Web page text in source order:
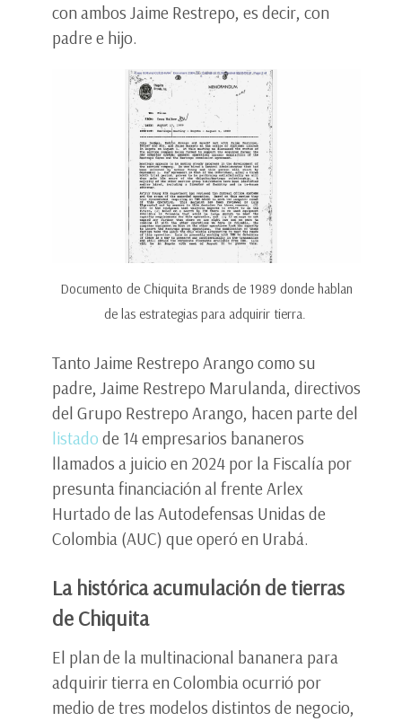
con ambos Jaime Restrepo, es decir, con
padre e hijo.
Documento de Chiquita Brands de 1989 donde hablan
de las estrategias para adquirir tierra.
Tanto Jaime Restrepo Arango como su
padre, Jaime Restrepo Marulanda, directivos
del Grupo Restrepo Arango, hacen parte del
listado de 14 empresarios bananeros
llamados a juicio en 2024 por la Fiscalía por
presunta financiación al frente Arlex
Hurtado de las Autodefensas Unidas de
Colombia (AUC) que operó en Urabá.
La histórica acumulación de tierras
de Chiquita
El plan de la multinacional bananera para
adquirir tierra en Colombia ocurrió por
medio de tres modelos distintos de negocio,